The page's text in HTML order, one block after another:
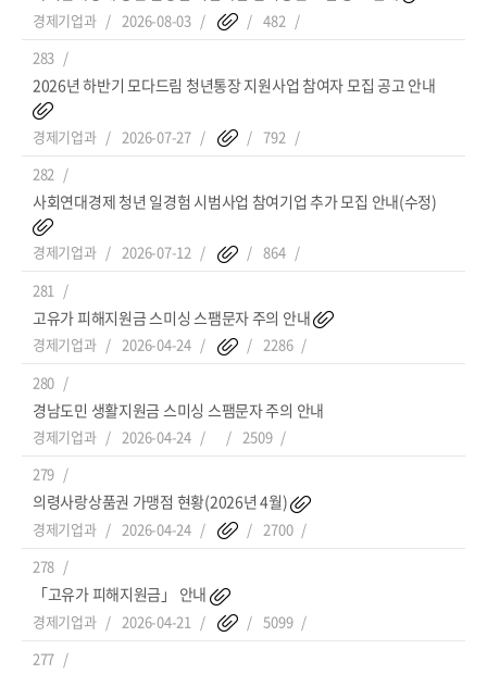
경제기업과 2026-08-03
482
283
2026년 하반기 모다드림 청년통장 지원사업 참여자 모집 공고 안내
경제기업과 2026-07-27
792
282
사회연대경제 청년 일경험 시범사업 참여기업 추가 모집 안내(수정)
경제기업과 2026-07-12
864
281
고유가 피해지원금 스미싱 스팸문자 주의 안내
경제기업과 2026-04-24
2286
280
경남도민 생활지원금 스미싱 스팸문자 주의 안내
경제기업과 2026-04-24
2509
279
의령사랑상품권 가맹점 현황(2026년 4월)
경제기업과 2026-04-24
2700
278
「고유가 피해지원금」 안내
경제기업과 2026-04-21
5099
277